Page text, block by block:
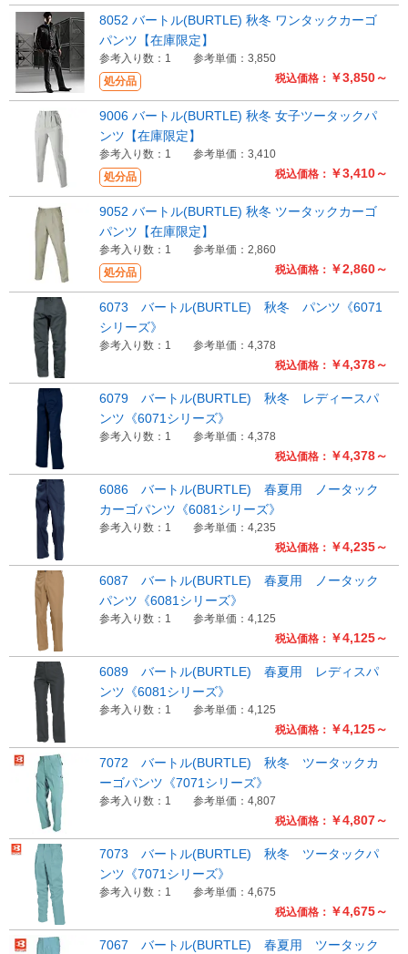
処分品 税込価格： ￥3,850～
8052 バートル(BURTLE) 秋冬 ワンタックカーゴ
パンツ【在庫限定】
参考入り数：1 参考単価：3,850
処分品 税込価格： ￥3,410～
9006 バートル(BURTLE) 秋冬 女子ツータックパ
ンツ【在庫限定】
参考入り数：1 参考単価：3,410
処分品 税込価格： ￥2,860～
9052 バートル(BURTLE) 秋冬 ツータックカーゴ
パンツ【在庫限定】
参考入り数：1 参考単価：2,860
税込価格： ￥4,378～
6073 バートル(BURTLE) 秋冬 パンツ《6071
シリーズ》
参考入り数：1 参考単価：4,378
税込価格： ￥4,378～
6079 バートル(BURTLE) 秋冬 レディースパ
ンツ《6071シリーズ》
参考入り数：1 参考単価：4,378
税込価格： ￥4,235～
6086 バートル(BURTLE) 春夏用 ノータック
カーゴパンツ《6081シリーズ》
参考入り数：1 参考単価：4,235
税込価格： ￥4,125～
6087 バートル(BURTLE) 春夏用 ノータック
パンツ《6081シリーズ》
参考入り数：1 参考単価：4,125
税込価格： ￥4,125～
6089 バートル(BURTLE) 春夏用 レディスパ
ンツ《6081シリーズ》
参考入り数：1 参考単価：4,125
税込価格： ￥4,807～
7072 バートル(BURTLE) 秋冬 ツータックカ
ーゴパンツ《7071シリーズ》
参考入り数：1 参考単価：4,807
税込価格： ￥4,675～
7073 バートル(BURTLE) 秋冬 ツータックパ
ンツ《7071シリーズ》
参考入り数：1 参考単価：4,675
7067 バートル(BURTLE) 春夏用 ツータック